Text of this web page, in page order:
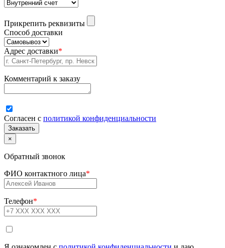
Прикрепить реквизиты
Способ доставки
Адрес доставки*
Комментарий к заказу
Согласен с политикой конфиденциальности
×
Обратный звонок
ФИО контактного лица*
Телефон*